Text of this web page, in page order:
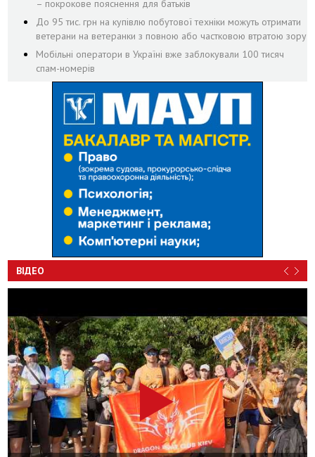
– покрокове пояснення для батьків
До 95 тис. грн на купівлю побутової техніки можуть отримати
ветерани на ветеранки з повною або частковою втратою зору
Мобільні оператори в Україні вже заблокували 100 тисяч
спам-номерів
ВІДЕО